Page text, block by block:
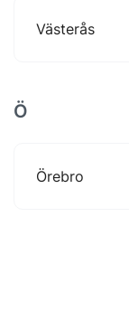
Västerås
Ö
Örebro